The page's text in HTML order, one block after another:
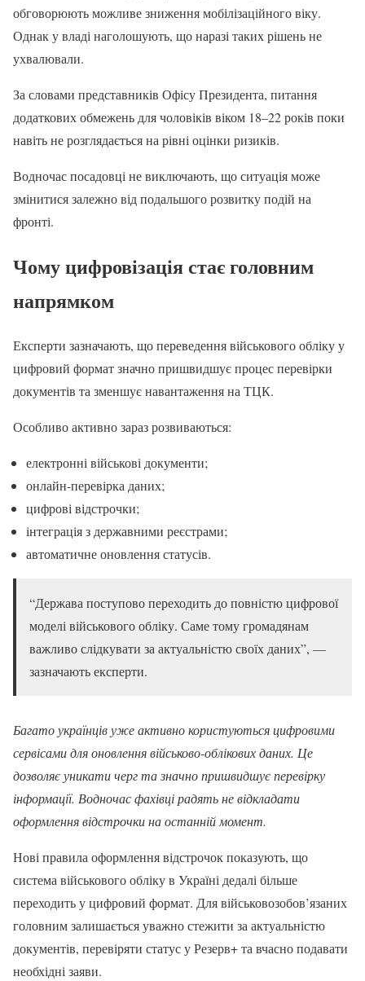
обговорюють можливе зниження мобілізаційного віку.
Однак у владі наголошують, що наразі таких рішень не
ухвалювали.
За словами представників Офісу Президента, питання
додаткових обмежень для чоловіків віком 18–22 років поки
навіть не розглядається на рівні оцінки ризиків.
Водночас посадовці не виключають, що ситуація може
змінитися залежно від подальшого розвитку подій на
фронті.
Чому цифровізація стає головним
напрямком
Експерти зазначають, що переведення військового обліку у
цифровий формат значно пришвидшує процес перевірки
документів та зменшує навантаження на ТЦК.
Особливо активно зараз розвиваються:
електронні військові документи;
онлайн-перевірка даних;
цифрові відстрочки;
інтеграція з державними реєстрами;
автоматичне оновлення статусів.
“Держава поступово переходить до повністю цифрової
моделі військового обліку. Саме тому громадянам
важливо слідкувати за актуальністю своїх даних”, —
зазначають експерти.
Багато українців уже активно користуються цифровими
сервісами для оновлення військово-облікових даних. Це
дозволяє уникати черг та значно пришвидшує перевірку
інформації. Водночас фахівці радять не відкладати
оформлення відстрочки на останній момент.
Нові правила оформлення відстрочок показують, що
система військового обліку в Україні дедалі більше
переходить у цифровий формат. Для військовозобов’язаних
головним залишається уважно стежити за актуальністю
документів, перевіряти статус у Резерв+ та вчасно подавати
необхідні заяви.